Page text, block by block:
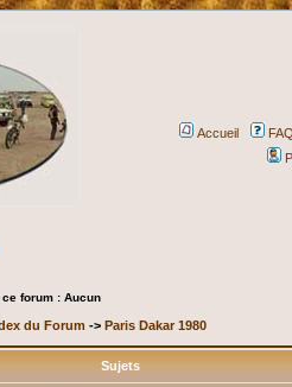
Accueil
forum : Aucun
du Forum -> Paris Dakar 1980
Sujets